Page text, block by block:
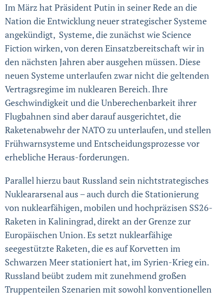
Im März hat Präsident Putin in seiner Rede an die
Nation die Entwicklung neuer strategischer Systeme
angekündigt, Systeme, die zunächst wie Science
Fiction wirken, von deren Einsatzbereitschaft wir in
den nächsten Jahren aber ausgehen müssen. Diese
neuen Systeme unterlaufen zwar nicht die geltenden
Vertrags­regime im nuklearen Bereich. Ihre
Geschwindigkeit und die Unberechenbarkeit ihrer
Flugbahnen sind aber darauf aus­gerichtet, die
Raketen­abwehr­ der NATO zu unterlaufen, und stellen
Frühwarn­systeme und Entscheidungsprozesse vor
erhebliche Heraus-forderungen.
Parallel hierzu baut Russland sein nichtstrategisches
Nukleararsenal aus – auch durch die Stationierung
von nuklearfähigen, mobilen und hochpräzisen SS26-
Raketen in Kaliningrad, direkt an der Grenze zur
Europäischen Union. Es setzt nuklearfähige
seegestützte Raketen, die es auf Korvetten im
Schwarzen Meer stationiert hat, im Syrien-Krieg ein.
Russland beübt zudem mit zunehmend großen
Truppen­teilen Szenarien mit sowohl konventionellen